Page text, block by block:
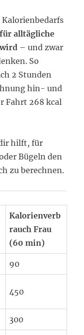
Kalorienbedarfs
für alltägliche
– und zwar
So
2 Stunden
hin- und
Fahrt 268 kcal
hilft, für
Bügeln den
zu berechnen.
Kalorienverb
rauch Frau
(60 min)
90
450
300